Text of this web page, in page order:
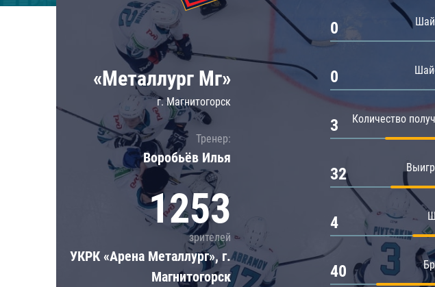
Локомотив
ЦСКА
Шанхайские Драконы
«Металлург Мг»
г. Магнитогорск
Тренер:
Воробьёв Илья
1253
зрителей
УКРК «Арена Металлург», г.
Магнитогорск
0
0
Количество
3
32
4
40